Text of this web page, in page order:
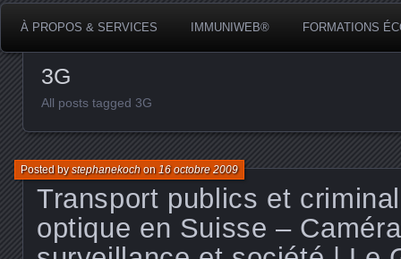
À PROPOS & SERVICES IMMUNIWEB® FORMATIONS
3G
All posts tagged 3G
Transport publics et
optique en Suisse –
Posted bystephanekochon 16 octobre 2009